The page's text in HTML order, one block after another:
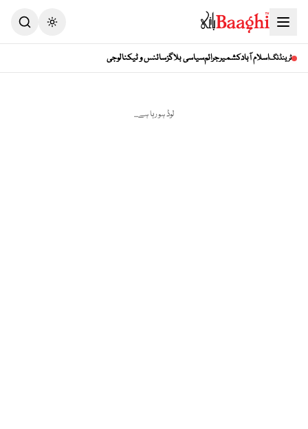
Toggle theme
ٹرینڈنگاسلام آبادکشمیرجرائمسیاسی بلاگزسائنس و ٹیکنالوجی
لوڈ ہو رہا ہے...